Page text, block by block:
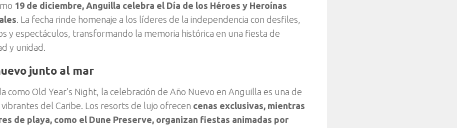
19 de diciembre, Anguilla celebra el Día de los Héroes y Heroínas
. La fecha rinde homenaje a los líderes de la independencia con desfiles,
y espectáculos, transformando la memoria histórica en una fiesta de
y unidad.
junto al mar
como Old Year’s Night, la celebración de Año Nuevo en Anguilla es una de
vibrantes del Caribe. Los resorts de lujo ofrecen cenas exclusivas, mientras
de playa, como el Dune Preserve, organizan fiestas animadas por